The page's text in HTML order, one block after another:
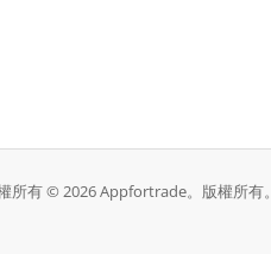
所有 © 2026 Appfortrade。版權所有。